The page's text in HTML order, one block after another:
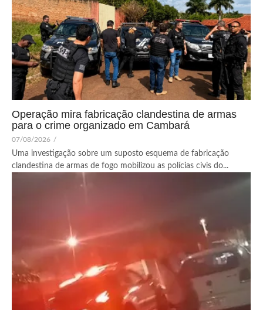
Operação mira fabricação clandestina de armas
para o crime organizado em Cambará
07/08/2026 /
Uma investigação sobre um suposto esquema de fabricação
clandestina de armas de fogo mobilizou as polícias civis do...